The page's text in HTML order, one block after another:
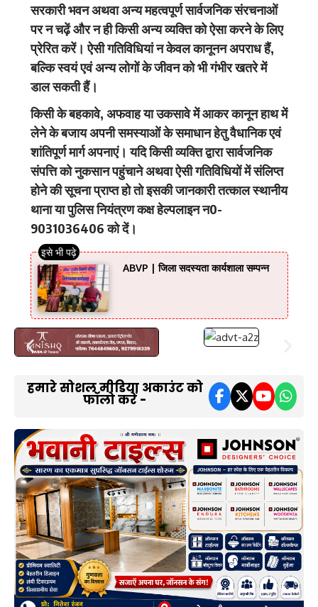
सरकारी भवन अथवा अन्य महत्वपूर्ण सार्वजनिक संरचनाओं
पर न चढ़ें और न ही किसी अन्य व्यक्ति को ऐसा करने के लिए
प्रेरित करें। ऐसी गतिविधियां न केवल कानूनन अपराध हैं,
बल्कि स्वयं एवं अन्य लोगों के जीवन को भी गंभीर खतरे में
डाल सकती हैं।
किसी के बहकावे, अफवाह या उकसावे में आकर कानून हाथ में
लेने के बजाय अपनी समस्याओं के समाधान हेतु वैधानिक एवं
शांतिपूर्ण मार्ग अपनाएं। यदि किसी व्यक्ति द्वारा सार्वजनिक
संपत्ति को नुकसान पहुंचाने अथवा ऐसी गतिविधियों में संलिप्त
होने की सूचना प्राप्त हो तो इसकी जानकारी तत्काल स्थानीय
थाना या पुलिस नियंत्रण कक्ष हेल्पलाइन न0-
9031036406 को दें।
ABVP | जिला सदस्यता कार्यशाला सम्पन्न
हमारे सोशल मीडिया अकाउंट को
फॉलो करें -